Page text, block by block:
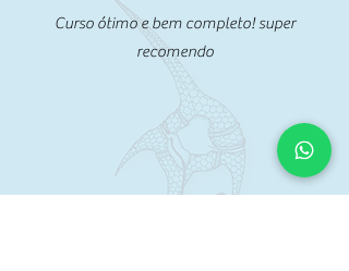
Curso ótimo e bem completo! super
recomendo